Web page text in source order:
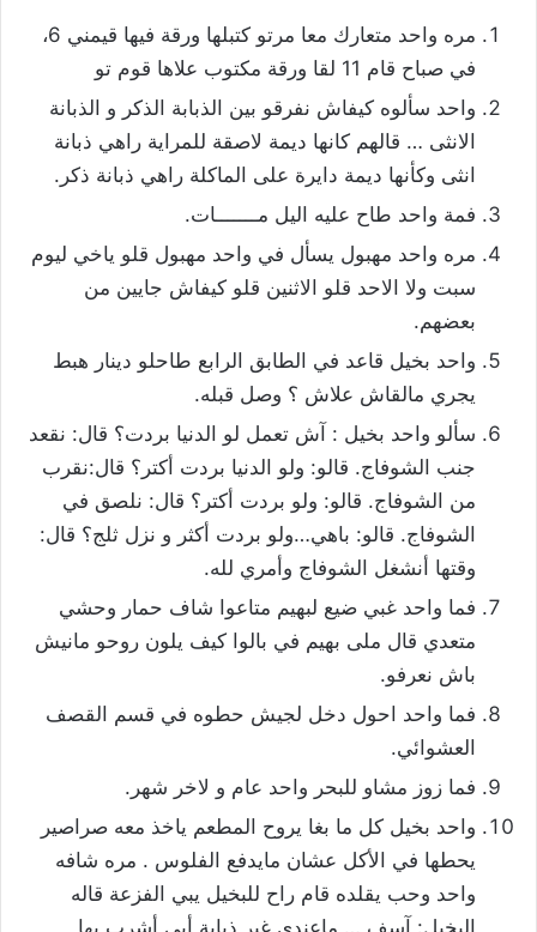
مره واحد متعارك معا مرتو كتبلها ورقة فيها قيمني 6،
في صباح قام 11 لقا ورقة مكتوب علاها قوم تو
واحد سألوه كيفاش نفرقو بين الذبابة الذكر و الذبانة
الانثى … قالهم كانها ديمة لاصقة للمراية راهي ذبانة
انثى وكأنها ديمة دايرة على الماكلة راهي ذبانة ذكر.
فمة واحد طاح عليه اليل مـــــــات.
مره واحد مهبول يسأل في واحد مهبول قلو ياخي ليوم
سبت ولا الاحد قلو الاثنين قلو كيفاش جايين من
بعضهم.
واحد بخيل قاعد في الطابق الرابع طاحلو دينار هبط
يجري مالقاش علاش ؟ وصل قبله.
سألو واحد بخيل : آش تعمل لو الدنيا بردت؟ قال: نقعد
جنب الشوفاج. قالو: ولو الدنيا بردت أكتر؟ قال:نقرب
من الشوفاج. قالو: ولو بردت أكتر؟ قال: نلصق في
الشوفاج. قالو: باهي…ولو بردت أكثر و نزل ثلج؟ قال:
وقتها أنشغل الشوفاج وأمري لله.
فما واحد غبي ضيع لبهيم متاعوا شاف حمار وحشي
متعدي قال ملى بهيم في بالوا كيف يلون روحو مانيش
باش نعرفو.
فما واحد احول دخل لجيش حطوه في قسم القصف
العشوائي.
فما زوز مشاو للبحر واحد عام و لاخر شهر.
واحد بخيل كل ما بغا يروح المطعم ياخذ معه صراصير
يحطها في الأكل عشان مايدفع الفلوس . مره شافه
واحد وحب يقلده قام راح للبخيل يبي الفزعة قاله
البخيل: آسف … ماعندي غير ذبابة أبي أشرب بها